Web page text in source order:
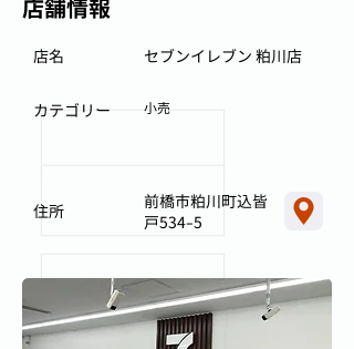
店舗情報
セブンイレブン 粕川店
店名
小売
カテゴリー
前橋市粕川町込皆
戸534-5
住所